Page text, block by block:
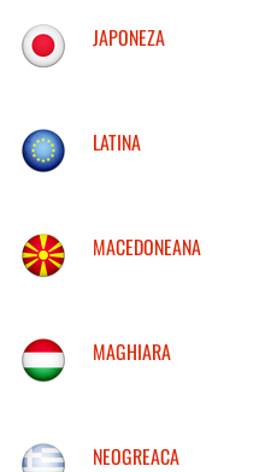
JAPONEZA
LATINA
MACEDONEANA
MAGHIARA
NEOGREACA